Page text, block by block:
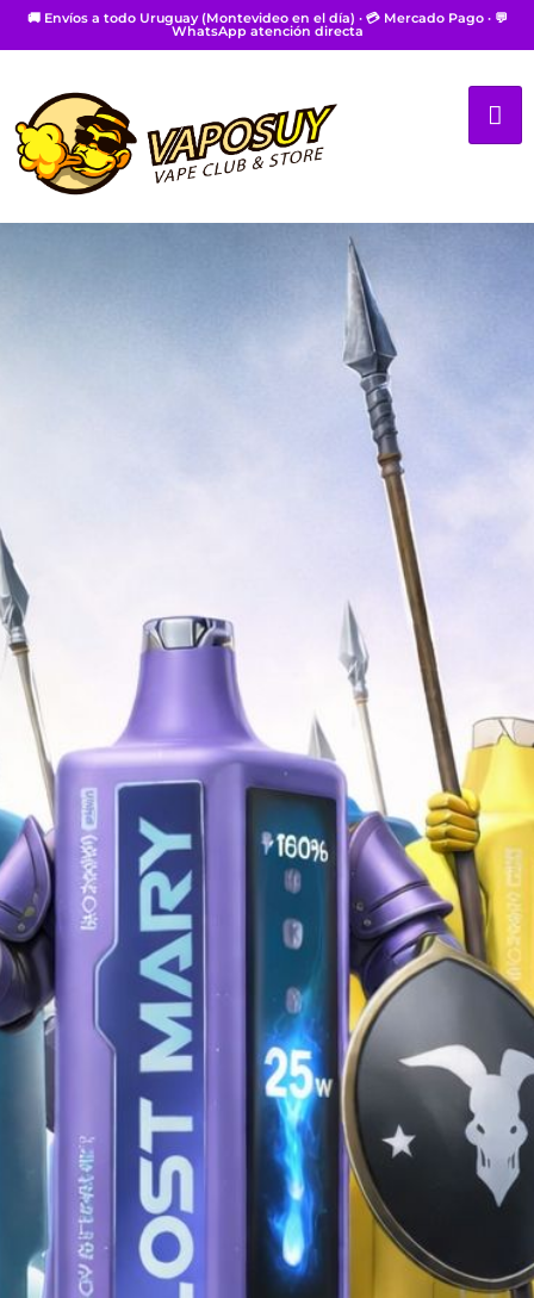
🚚 Envíos a todo Uruguay (Montevideo en el día) · 💳 Mercado Pago · 💬
WhatsApp atención directa